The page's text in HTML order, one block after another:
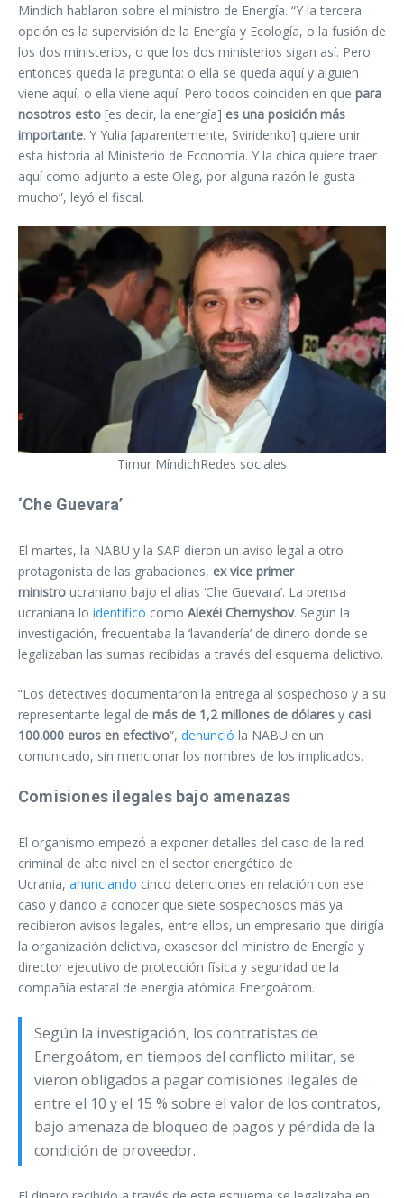
Míndich hablaron sobre el ministro de Energía. “Y la tercera
opción es la supervisión de la Energía y Ecología, o la fusión de
los dos ministerios, o que los dos ministerios sigan así. Pero
entonces queda la pregunta: o ella se queda aquí y alguien
viene aquí, o ella viene aquí. Pero todos coinciden en que para
nosotros esto [es decir, la energía] es una posición más
importante. Y Yulia [aparentemente, Sviridenko] quiere unir
esta historia al Ministerio de Economía. Y la chica quiere traer
aquí como adjunto a este Oleg, por alguna razón le gusta
mucho”, leyó el fiscal.
Timur MíndichRedes sociales
‘Che Guevara’
El martes, la NABU y la SAP dieron un aviso legal a otro
protagonista de las grabaciones, ex vice primer
ministro ucraniano bajo el alias ‘Che Guevara’. La prensa
ucraniana lo identificó como Alexéi Chernyshov. Según la
investigación, frecuentaba la ‘lavandería’ de dinero donde se
legalizaban las sumas recibidas a través del esquema delictivo.
“Los detectives documentaron la entrega al sospechoso y a su
representante legal de más de 1,2 millones de dólares y casi
100.000 euros en efectivo“, denunció la NABU en un
comunicado, sin mencionar los nombres de los implicados.
Comisiones ilegales bajo amenazas
El organismo empezó a exponer detalles del caso de la red
criminal de alto nivel en el sector energético de
Ucrania, anunciando cinco detenciones en relación con ese
caso y dando a conocer que siete sospechosos más ya
recibieron avisos legales, entre ellos, un empresario que dirigía
la organización delictiva, exasesor del ministro de Energía y
director ejecutivo de protección física y seguridad de la
compañía estatal de energía atómica Energoátom.
Según la investigación, los contratistas de
Energoátom, en tiempos del conflicto militar, se
vieron obligados a pagar comisiones ilegales de
entre el 10 y el 15 % sobre el valor de los contratos,
bajo amenaza de bloqueo de pagos y pérdida de la
condición de proveedor.